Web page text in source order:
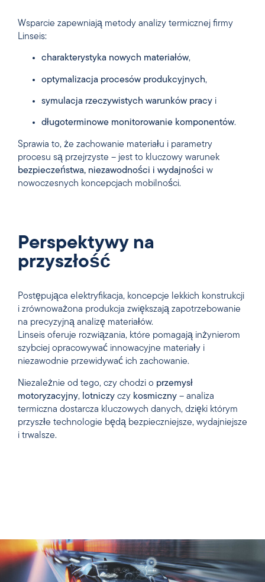
Wsparcie zapewniają metody analizy termicznej firmy
Linseis:
charakterystyka nowych materiałów,
optymalizacja procesów produkcyjnych,
symulacja rzeczywistych warunków pracy i
długoterminowe monitorowanie komponentów.
Sprawia to, że zachowanie materiału i parametry
procesu są przejrzyste – jest to kluczowy warunek
bezpieczeństwa, niezawodności i wydajności w
nowoczesnych koncepcjach mobilności.
Perspektywy na
przyszłość
Postępująca elektryfikacja, koncepcje lekkich konstrukcji
i zrównoważona produkcja zwiększają zapotrzebowanie
na precyzyjną analizę materiałów.
Linseis oferuje rozwiązania, które pomagają inżynierom
szybciej opracowywać innowacyjne materiały i
niezawodnie przewidywać ich zachowanie.
Niezależnie od tego, czy chodzi o przemysł
motoryzacyjny, lotniczy czy kosmiczny – analiza
termiczna dostarcza kluczowych danych, dzięki którym
przyszłe technologie będą bezpieczniejsze, wydajniejsze
i trwalsze.